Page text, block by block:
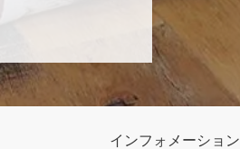
インフォメーション